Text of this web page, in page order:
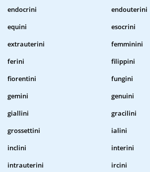
endocrini
endouterini
equini
esocrini
extrauterini
femminini
ferini
filippini
fiorentini
fungini
gemini
genuini
giallini
gracilini
grossettini
ialini
inclini
interini
intrauterini
ircini